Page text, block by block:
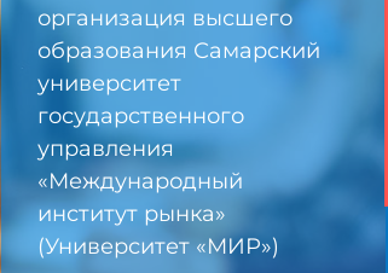
организация высшего
образования Самарский
университет
государственного
управления
«Международный
институт рынка»
(Университет «МИР»)